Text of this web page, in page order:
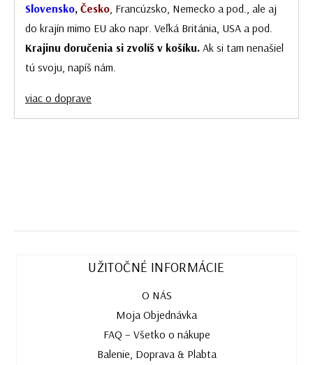
Slovensko, Česko , Francúzsko, Nemecko a pod., ale aj
do krajín mimo EU ako napr. Veľká Británia, USA a pod.
Krajinu doručenia si zvolíš v košíku. Ak si tam nenašiel
tú svoju, napíš nám.
viac o doprave
UŽITOČNÉ INFORMÁCIE
O NÁS
Moja Objednávka
FAQ – Všetko o nákupe
Balenie, Doprava & Plabta